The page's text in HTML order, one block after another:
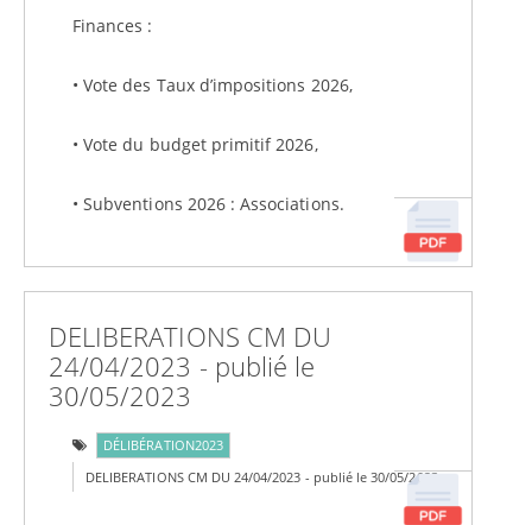
Finances :
• Vote des Taux d’impositions 2026,
• Vote du budget primitif 2026,
• Subventions 2026 : Associations.
DELIBERATIONS CM DU
24/04/2023 - publié le
30/05/2023
DÉLIBÉRATION2023
DELIBERATIONS CM DU 24/04/2023 - publié le 30/05/2023